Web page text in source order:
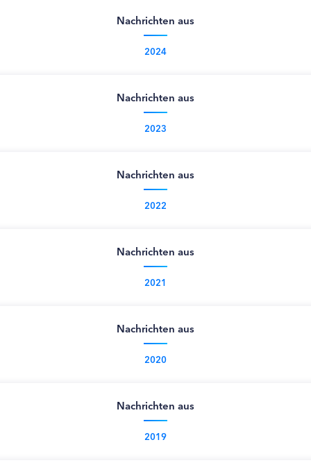
Nachrichten aus
2024
Nachrichten aus
2023
Nachrichten aus
2022
Nachrichten aus
2021
Nachrichten aus
2020
Nachrichten aus
2019